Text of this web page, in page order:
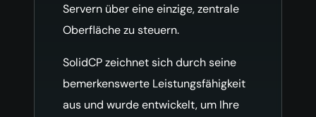
Servern über eine einzige, zentrale
Oberfläche zu steuern.
SolidCP zeichnet sich durch seine
bemerkenswerte Leistungsfähigkeit
aus und wurde entwickelt, um Ihre